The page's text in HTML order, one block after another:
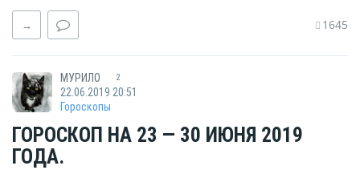
→ 1645
МУРИЛО 2
22.06.2019 20:51
Гороскопы
ГОРОСКОП НА 23 — 30 ИЮНЯ 2019
ГОДА.